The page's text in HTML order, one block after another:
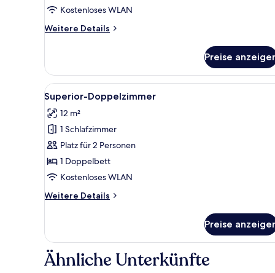
Kostenloses WLAN
Weitere Details
Weitere
Doppelzimmer,
Gemeinschaftsbad
Preise
Alle
Fotos
für
Superior-
Doppelzimmer
anzeigen
Superior-Doppelzimmer |
9
Superior-Doppelzimmer
12 m²
1 Schlafzimmer
Platz für 2 Personen
1 Doppelbett
Kostenloses WLAN
Weitere Details
Weitere
Doppelzimmer
Preise
Ähnliche Unterkünfte